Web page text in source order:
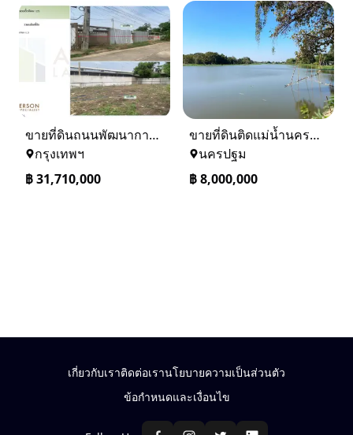
ขายที่ดินถนนพัฒนาการ 56 (ซอยเอื้อพัฒนา 15)
กรุงเทพฯ
฿31,710,000
ขายที่ดินติดแม่น้ำนครชัยศรี จ.นครปฐม ทำเลดี ที่ดินถมแล้ว
นครปฐม
฿8,000,000
เกี่ยวกับเราติดต่อเรานโยบายความเป็นส่วนตัว
ข้อกำหนดและเงื่อนไข